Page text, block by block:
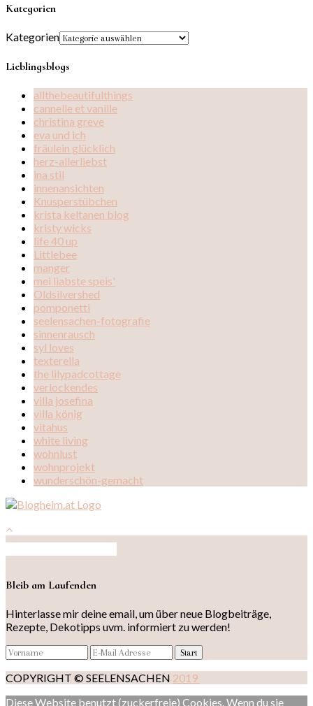
Kategorien
Kategorien
Lieblingsblogs
allthebeautifulthings
cannelle et vanille
christina greve
eva und ich
fräulein glücklich
herz-allerliebst
ina stil
innenansichten
Knusperstübchen
krista keltanen blog
kristy wicks
life 40 up
Littlebee
manger
mei liabste speis'
Oldsilvershed
pomponetti
seelensachen-fotografie
sinnenrausch
syl loves
texterella
the lilypadcottage
verlockendes
villa josefina
villa könig
vitahus
white living
wohnlust
wohnprojekt
wunderschön-gemacht
Bleib am Laufenden
Hinterlasse mir deine email, um über neue Blogbeiträge,
Rezepte, Dekotipps uvm. informiert zu werden!
COPYRIGHT © SEELENSACHEN 2019
Diese Website benutzt (zuckerfreie) Cookies. Wenn du sie